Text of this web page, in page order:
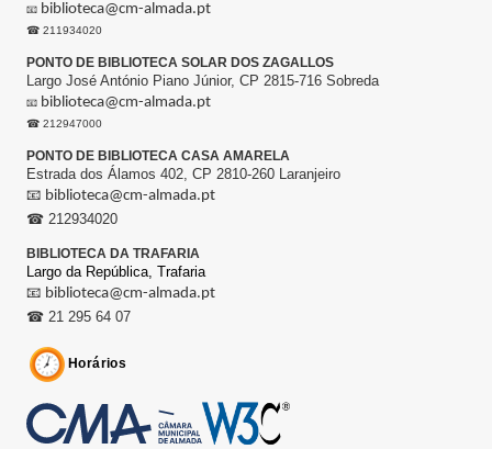
📧 biblioteca@cm-almada.pt
☎ 211934020
PONTO DE BIBLIOTECA SOLAR DOS ZAGALLOS
Largo José António Piano Júnior, CP 2815-716 Sobreda
📧 biblioteca@cm-almada.pt
☎ 212947000
PONTO DE BIBLIOTECA CASA AMARELA
Estrada dos Álamos 402, CP 2810-260 Laranjeiro
📧 biblioteca@cm-almada.pt
☎ 212934020
BIBLIOTECA DA TRAFARIA
Largo da República, Trafaria
📧 biblioteca@cm-almada.pt
☎ 21 295 64 07
Horários